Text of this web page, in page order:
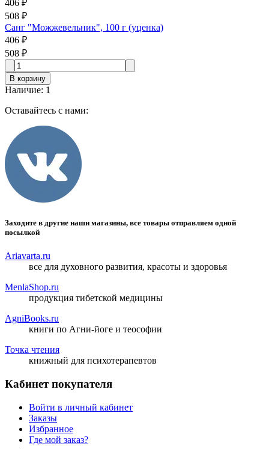
406 ₽
508 ₽
Санг "Можжевельник", 100 г (уценка)
406 ₽
508 ₽
В корзину
Наличие: 1
Оставайтесь с нами:
Заходите в другие наши магазины, все товары отправляем одной
посылкой
Ariavarta.ru
все для духовного развития, красоты и здоровья
MenlaShop.ru
продукция тибетской медицины
AgniBooks.ru
книги по Агни-йоге и теософии
Точка чтения
книжный для психотерапевтов
Кабинет покупателя
Войти в личный кабинет
Заказы
Избранное
Где мой заказ?